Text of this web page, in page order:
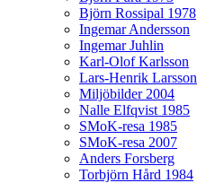
Björn Rossipal 1978
Ingemar Andersson
Ingemar Juhlin
Karl-Olof Karlsson
Lars-Henrik Larsson
Miljöbilder 2004
Nalle Elfqvist 1985
SMoK-resa 1985
SMoK-resa 2007
Anders Forsberg
Torbjörn Hård 1984